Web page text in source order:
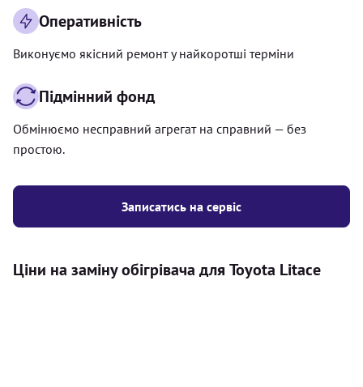
Записатись на сервіс
Оперативність
Виконуємо якісний ремонт у найкоротші терміни
Підмінний фонд
Обмінюємо несправний агрегат на справний — без
простою.
Ціни на заміну обігрівача для Toyota Litace